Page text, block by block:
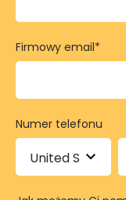
Firmowy email*
Numer telefonu